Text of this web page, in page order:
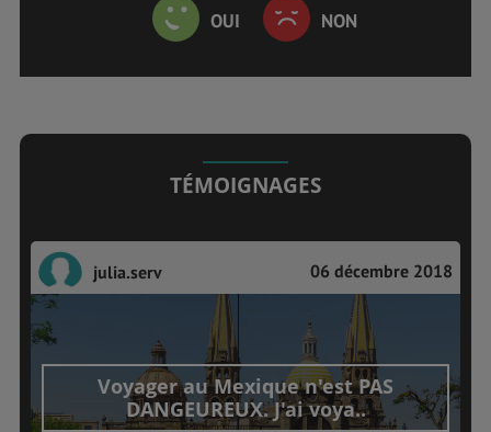
OUI NON
TÉMOIGNAGES
julia.serv 06 décembre 2018
Voyager au Mexique n'est PAS
DANGEUREUX. J'ai voya..